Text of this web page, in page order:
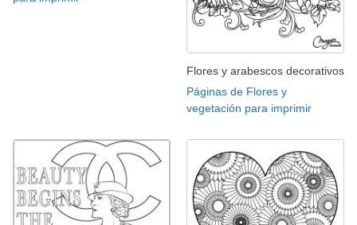
Flores y arabescos decorativos
Páginas de Flores y
vegetación para imprimir